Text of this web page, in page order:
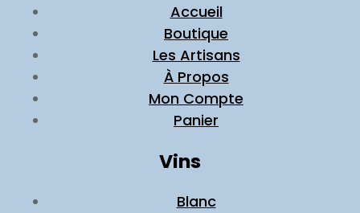
Accueil
Boutique
Les Artisans
À Propos
Mon Compte
Panier
Vins
Blanc